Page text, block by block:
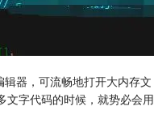
器，可流畅地打开大内存文
文字代码的时候，就势必会用